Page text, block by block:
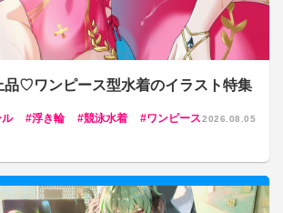
品♡ワンピース型水着のイラスト特集
ル 浮き輪 競泳水着
ワンピース2026.08.05